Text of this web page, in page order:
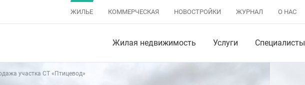
ЖИЛЬЕ КОММЕРЧЕСКАЯ НОВОСТРОЙКИ ЖУРНАЛ О НАС
Жилая недвижимость Услуги Специалисты
участка СТ «Птицевод»